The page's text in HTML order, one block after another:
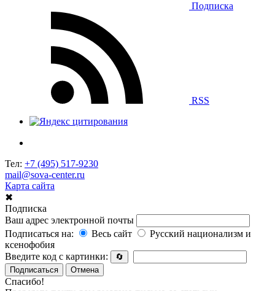
Подписка
RSS
Тел: +7 (495) 517-9230
mail@sova-center.ru
Карта сайта
✖
Подписка
Ваш адрес электронной почты
Подписаться на:
Весь сайт
Русский национализм и
ксенофобия
Введите код с картинки:
🔄
Подписаться
Отмена
Спасибо!